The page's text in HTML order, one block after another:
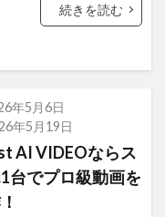
カード
東京お台場
ニーナが愛した命
続きを読む
年5月6日
年5月19日
AI VIDEOならス
台でプロ級動画を